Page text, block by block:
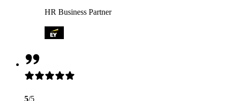
HR Business Partner
5/5